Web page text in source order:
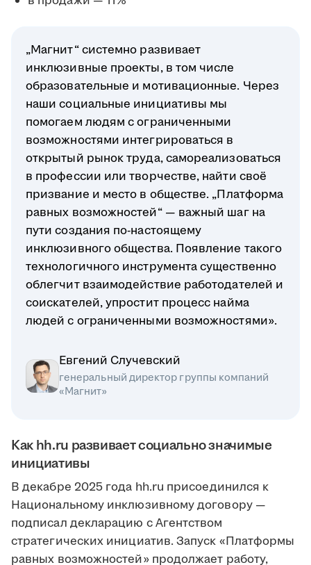
„Магнит“ системно развивает
инклюзивные проекты, в том числе
образовательные и мотивационные. Через
наши социальные инициативы мы
помогаем людям с ограниченными
возможностями интегрироваться в
открытый рынок труда, самореализоваться
в профессии или творчестве, найти своё
призвание и место в обществе. „Платформа
равных возможностей“ — важный шаг на
пути создания по-настоящему
инклюзивного общества. Появление такого
технологичного инструмента существенно
облегчит взаимодействие работодателей и
соискателей, упростит процесс найма
людей с ограниченными возможностями».
Евгений Случевский
генеральный директор группы компаний
«Магнит»
Как hh.ru развивает социально значимые
инициативы
В декабре 2025 года hh.ru присоединился к
Национальному инклюзивному договору —
подписал декларацию с Агентством
стратегических инициатив. Запуск «Платформы
равных возможностей» продолжает работу,